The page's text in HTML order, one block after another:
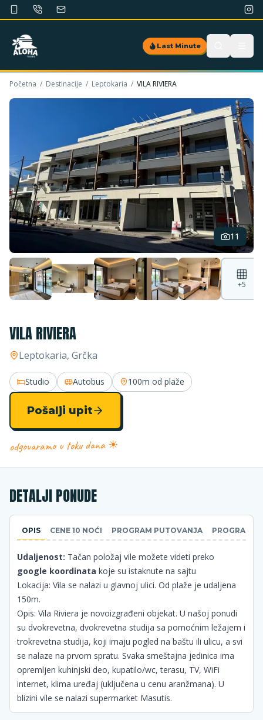
Last Minute
Početna / Destinacije / Leptokaria / VILA RIVIERA
11
+5
VILA RIVIERA
Leptokaria, Grčka
Studio Autobus 100m od plaže
Pošalji upit
odgovaramo u toku dana ☀
DETALJI PONUDE
OPIS CENE 10 NOĆI PROGRAM PUTOVANJA PROGRAM
Udaljenost: Tačan položaj vile možete videti preko
google koordinata koje su istaknute na sajtu
Lokacija: Vila se nalazi u glavnoj ulici. Od plaže je udaljena
150m.
Opis: Vila Riviera je novoizgrađeni objekat. U našoj ponudi
su dvokrevetna, dvokrevetna studija sa pomoćnim ležajem i
trokrevetna studija, koji imaju pogled na baštu ili ulicu, a svi
se nalaze na prvom spratu. Svaka smeštajna jedinica ima
opremljen kuhinjski deo, kupatilo/wc, terasu, TV, WiFi
internet, klima uređaj (uključena u cenu aranžmana). U
blizini vile se nalazi supermarket Masutis.